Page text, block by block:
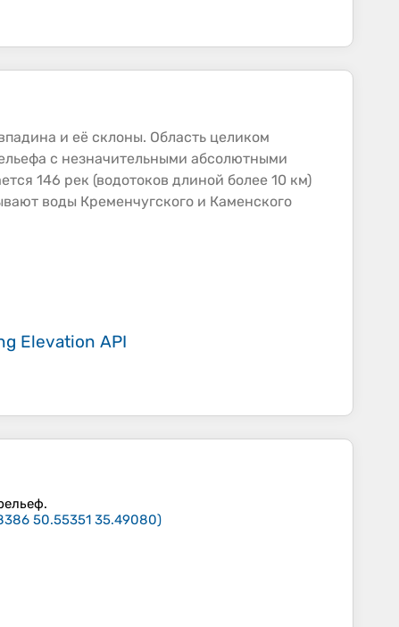
и её склоны. Область целиком
с незначительными абсолютными
146 рек (водотоков длиной более 10 км)
воды Кременчугского и Каменского
Elevation API
50.55351 35.49080)